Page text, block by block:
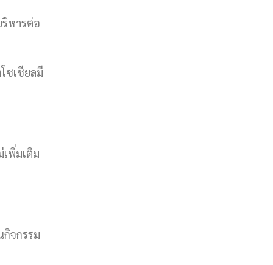
หารต่อ
ซเชียลมี
พิ่มเติม
จกรรม